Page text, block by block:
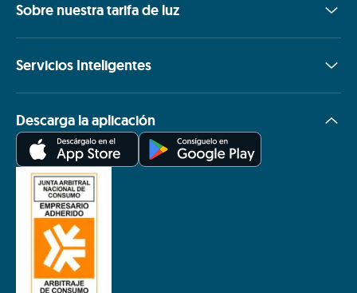
Sobre nuestra tarifa de luz
Servicios Inteligentes
Descarga la aplicación